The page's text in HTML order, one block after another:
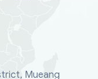
Mueang